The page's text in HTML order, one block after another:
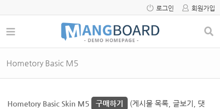
로그인 회원가입
Hometory Basic M5
Hometory Basic Skin M5 구매하기
(게시물 목록, 글보기, 댓